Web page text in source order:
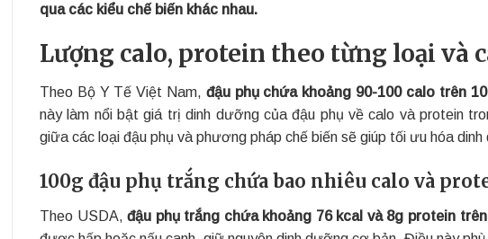
qua các kiểu chế biến khác nhau.
Lượng calo, protein theo từng loại và
Theo Bộ Y Tế Việt Nam, đậu phụ chứa khoảng 90-100 calo trên
này làm nổi bật giá trị dinh dưỡng của đậu phụ về calo và protein
giữa các loại đậu phụ và phương pháp chế biến sẽ giúp tối ưu hóa
100g đậu phụ trắng chứa bao nhiêu calo và
Theo USDA,đậu phụ trắng chứa khoảng 76 kcal và 8g protein